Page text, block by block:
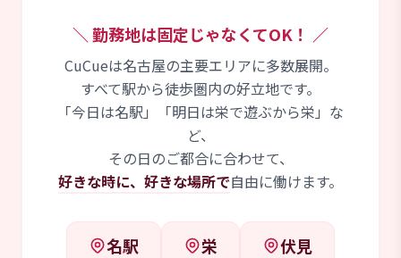
＼ 勤務地は固定じゃなくてOK！ ／
CuCueは名古屋の主要エリアに多数展開。
すべて駅から徒歩圏内の好立地です。
「今日は名駅」「明日は栄で遊ぶから栄」な
ど、
その日のご都合に合わせて、
好きな時に、好きな場所で自由に働けます。
名駅 栄 伏見